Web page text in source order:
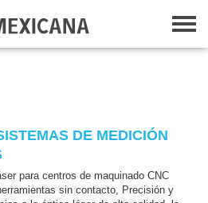
DE MEDICIÓN
para centros de maquinado CNC
sin contacto, Precisión y